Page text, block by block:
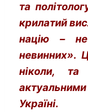
та
крилатий
націю –
невинних».
ніколи,
Україні.